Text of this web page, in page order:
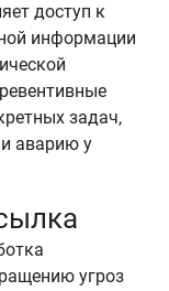
доступ к
информации
задач,
аварию у
угроз